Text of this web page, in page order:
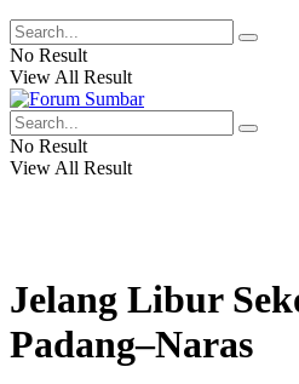
No Result
View All Result
No Result
View All Result
Jelang Libur
Padang–Naras